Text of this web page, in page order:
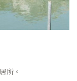
所。